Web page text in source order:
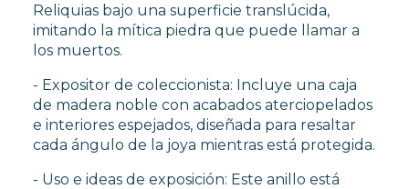
Reliquias bajo una superficie translúcida,
imitando la mítica piedra que puede llamar a
los muertos.
- Expositor de coleccionista: Incluye una caja
de madera noble con acabados aterciopelados
e interiores espejados, diseñada para resaltar
cada ángulo de la joya mientras está protegida.
- Uso e ideas de exposición: Este anillo está